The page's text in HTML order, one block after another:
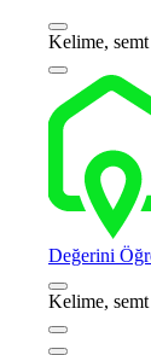
Kelime,
Değerini
Kelime,